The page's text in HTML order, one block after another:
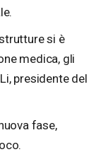
si è
medica, gli
presidente del
fase,